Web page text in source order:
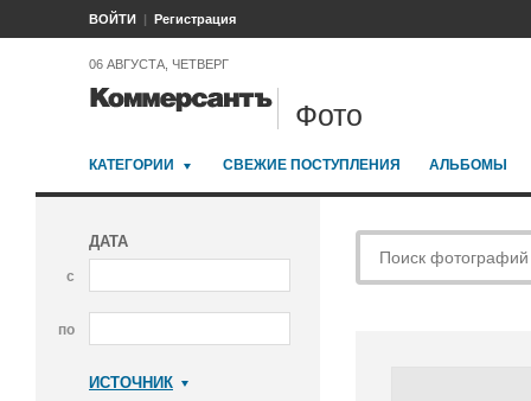
ВОЙТИ Регистрация
06 АВГУСТА, ЧЕТВЕРГ
Фото
КАТЕГОРИИ СВЕЖИЕ ПОСТУПЛЕНИЯ АЛЬБОМЫ
ДАТА
с
по
ИСТОЧНИК